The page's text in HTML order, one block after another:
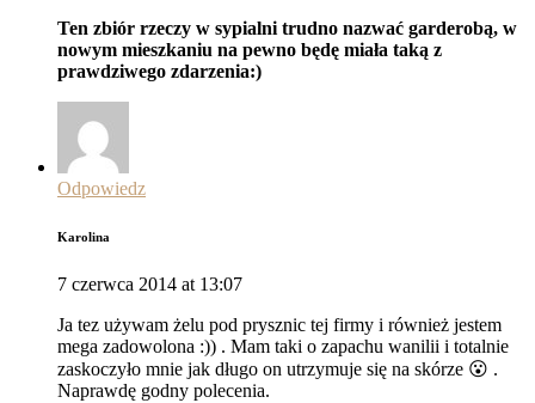
Ten zbiór rzeczy w sypialni trudno nazwać garderobą, w
nowym mieszkaniu na pewno będę miała taką z
prawdziwego zdarzenia:)
Odpowiedz
Karolina
7 czerwca 2014 at 13:07
Ja tez używam żelu pod prysznic tej firmy i również jestem
mega zadowolona :)) . Mam taki o zapachu wanilii i totalnie
zaskoczyło mnie jak długo on utrzymuje się na skórze 😮 .
Naprawdę godny polecenia.